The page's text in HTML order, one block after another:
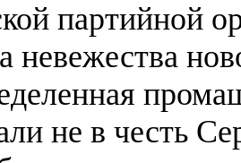
партийной
невежества
не в честь